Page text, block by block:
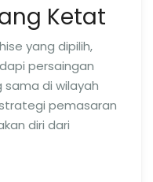
Ketat
yang dipilih,
persaingan
di wilayah
pemasaran
diri dari